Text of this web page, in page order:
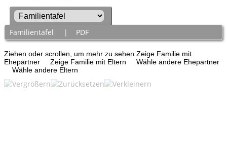
Familientafel | PDF
Ziehen oder scrollen, um mehr zu sehen Zeige Familie mit
Ehepartner
Zeige Familie mit Eltern
Wähle andere Ehepartner
Wähle andere Eltern